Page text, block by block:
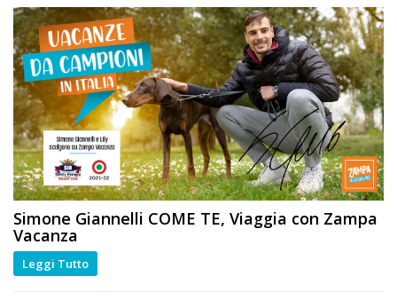
Simone Giannelli COME TE, Viaggia con Zampa
Vacanza
Leggi Tutto